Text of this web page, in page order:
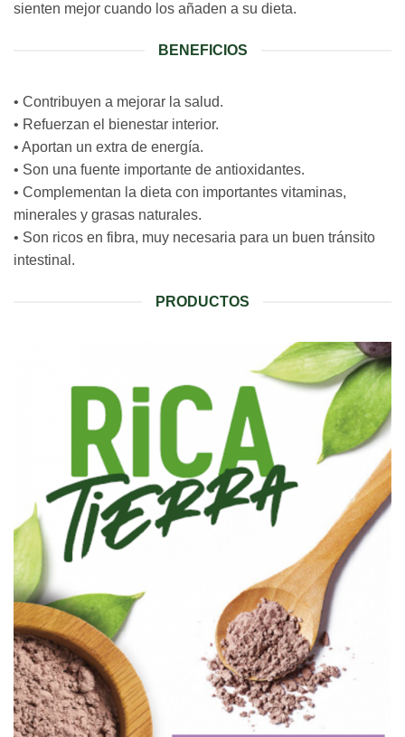
sienten mejor cuando los añaden a su dieta.
BENEFICIOS
• Contribuyen a mejorar la salud.
• Refuerzan el bienestar interior.
• Aportan un extra de energía.
• Son una fuente importante de antioxidantes.
• Complementan la dieta con importantes vitaminas,
minerales y grasas naturales.
• Son ricos en fibra, muy necesaria para un buen tránsito
intestinal.
PRODUCTOS